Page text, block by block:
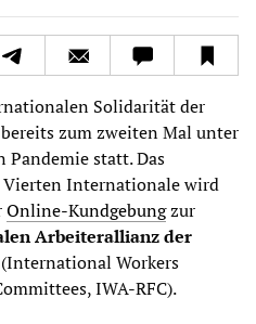
Solidarität der
zum zweiten Mal unter
Pandemie statt. Das
Internationale wird
Online-Kundgebungzur
Arbeiterallianz der
Workers
IWA-RFC).